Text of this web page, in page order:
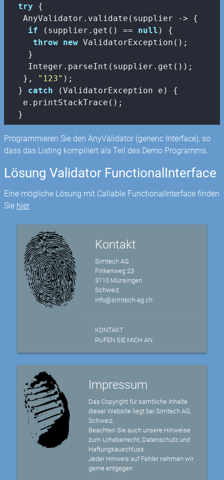
try {
   AnyValidator.validate(supplier -> {
if (supplier.get() == null ) {
throw new ValidatorException();
    }
    Integer.parseInt(supplier.get());
   },
"123" );
  }
catch (ValidatorException e) {
   e.printStackTrace();
  }
Programmieren Sie den AnyValidator (generic Interface), so
dass das Listing kompiliert als Teil des Demo Programms.
Lösung Validator FunctionalInterface
Eine mögliche Lösung mit Callable FunctionalInterface finden
Sie hier
Kontakt
Simtech AG
Finkenweg 23
3110 Münsingen
Schweiz
info@simtech-ag.ch
KONTAKT
RUFEN SIE MICH AN
Impressum
Das Copyright für sämtliche Inhalte
dieser Website liegt bei Simtech AG,
Schweiz.
Beachten Sie auch unsere Hinweise
zum Urheberrecht, Datenschutz und
Haftungsauschluss.
Jeder Hinweis auf Fehler nehmen wir
gerne entgegen.